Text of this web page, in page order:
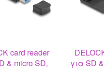
card reader
& micro SD,
για SD